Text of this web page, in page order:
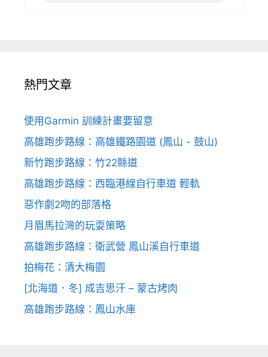
熱門文章
使用Garmin 訓練計畫要留意
高雄跑步路線：高雄鐵路園道 (鳳山 - 鼓山)
新竹跑步路線：竹22縣道
高雄跑步路線：西臨港線自行車道 輕軌
惡作劇2吻的部落格
月眉馬拉灣的玩耍策略
高雄跑步路線：衛武營 鳳山溪自行車道
拍梅花：清大梅園
[北海道．冬] 成吉思汗 – 蒙古烤肉
高雄跑步路線：鳳山水庫